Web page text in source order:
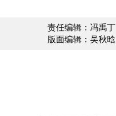
责任编辑：冯禹丁
版面编辑：吴秋晗